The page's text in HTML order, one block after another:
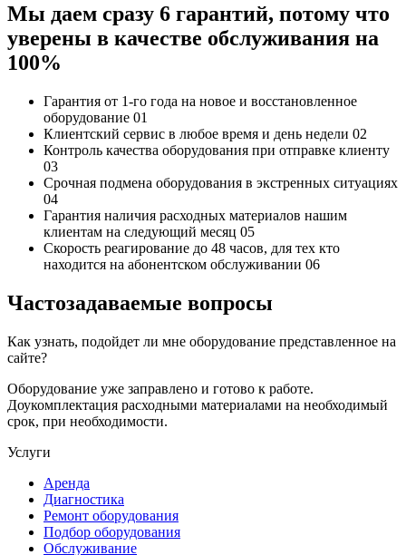
Мы даем сразу 6 гарантий, потому что
уверены в качестве обслуживания на
100%
Гарантия от 1-го года на новое и восстановленное
оборудование 01
Клиентский сервис в любое время и день недели 02
Контроль качества оборудования при отправке клиенту
03
Срочная подмена оборудования в экстренных ситуациях
04
Гарантия наличия расходных материалов нашим
клиентам на следующий месяц 05
Скорость реагирование до 48 часов, для тех кто
находится на абонентском обслуживании 06
Частозадаваемые вопросы
Как узнать, подойдет ли мне оборудование представленное на
сайте?
Оборудование уже заправлено и готово к работе.
Доукомплектация расходными материалами на необходимый
срок, при необходимости.
Услуги
Аренда
Диагностика
Ремонт оборудования
Подбор оборудования
Обслуживание